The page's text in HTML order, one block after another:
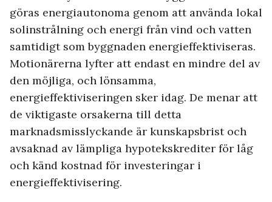
göras energiautonoma genom att använda lokal
solinstrålning och energi från vind och vatten
samtidigt som byggnaden energieffektiviseras.
Motionärerna lyfter att endast en mindre del av
den möjliga, och lönsamma,
energieffektiviseringen sker idag. De menar att
de viktigaste orsakerna till detta
marknadsmisslyckande är kunskapsbrist och
avsaknad av lämpliga hypotekskrediter för låg
och känd kostnad för investeringar i
energieffektivisering.